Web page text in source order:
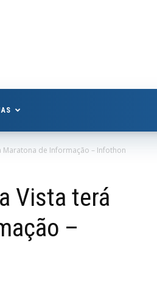
de Informação – Infothon
Vista terá
–